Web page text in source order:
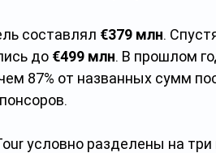
составлял €379 млн.
до €499 млн. В прошлом
87% от названных сумм
условно разделены на три